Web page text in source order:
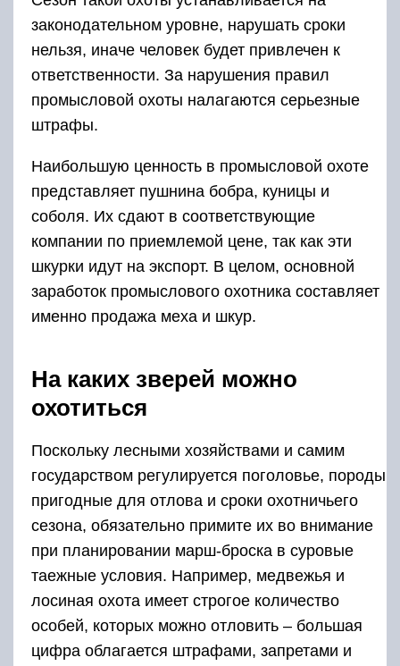
законодательном уровне, нарушать сроки
нельзя, иначе человек будет привлечен к
ответственности. За нарушения правил
промысловой охоты налагаются серьезные
штрафы.
Наибольшую ценность в промысловой охоте
представляет пушнина бобра, куницы и
соболя. Их сдают в соответствующие
компании по приемлемой цене, так как эти
шкурки идут на экспорт. В целом, основной
заработок промыслового охотника составляет
именно продажа меха и шкур.
На каких зверей можно
охотиться
Поскольку лесными хозяйствами и самим
государством регулируется поголовье, породы
пригодные для отлова и сроки охотничьего
сезона, обязательно примите их во внимание
при планировании марш-броска в суровые
таежные условия. Например, медвежья и
лосиная охота имеет строгое количество
особей, которых можно отловить ‒ большая
цифра облагается штрафами, запретами и